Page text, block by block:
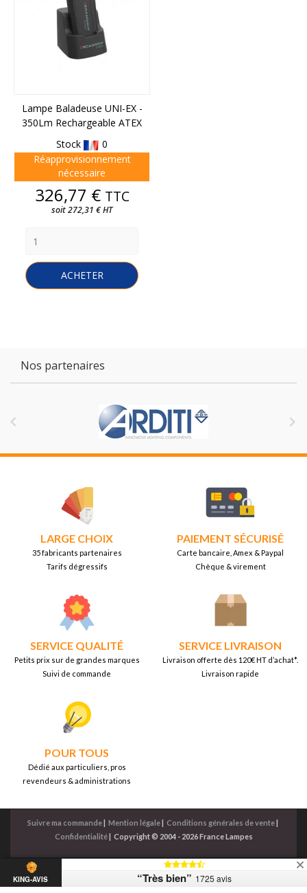
Lampe Baladeuse UNI-EX -
350Lm Rechargeable ATEX
Stock
0
Réapprovisionnement
nécessaire
Prix
326,77 € TTC
soit 272,31 € HT
ACHETER
Nos partenaires
 
LARGE CHOIX
35 fabricants partenaires
Tarifs dégressifs
PAIEMENT SÉCURISÉ
Carte bancaire, Amex & Paypal
Chèque & virement
SERVICE QUALITÉ
Petits prix sur de grandes marques
Suivi de commande
SERVICE LIVRAISON
Livraison offerte dès 120€ HT d’achat*.
Livraison rapide
POUR TOUS
Dédié aux particuliers, pros
revendeurs & administrations
Suivre ma commande| Mention légale| Conditions générales de vente|
Confidentialité| Copyright © 2004 - 2026 France Lampes
KING-AVIS “Très bien” 1725 avis